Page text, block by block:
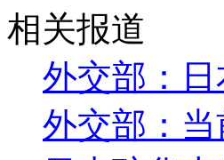
相关报道
外交部：
外交部：